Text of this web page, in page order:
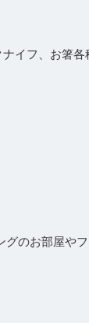
イフ、お箸各
のお部屋や